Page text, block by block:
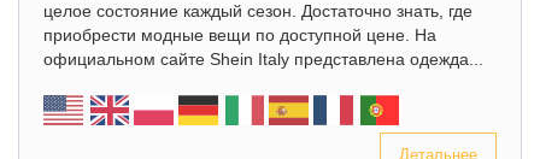
целое состояние каждый сезон. Достаточно знать, где
приобрести модные вещи по доступной цене. На
официальном сайте Shein Italy представлена одежда...
Детальнее